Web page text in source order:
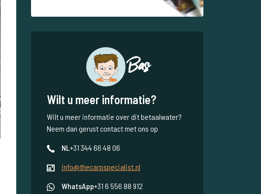
Bas
Wilt u meer informatie?
Wilt u meer informatie over dit betaalwater?
Neem dan gerust contact met ons op
NL+31 344 66 48 06
info@thecarpspecialist.nl
WhatsApp+31 6 556 88 912